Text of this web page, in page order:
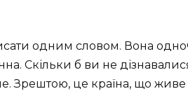
одним словом. Вона
Скільки б ви не
Зрештою, це країна, що живе